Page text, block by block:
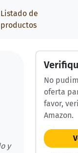
Listado de
productos
y
No
oferta
favor,
Amazon.